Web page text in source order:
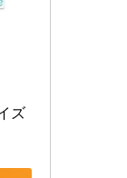
ズ